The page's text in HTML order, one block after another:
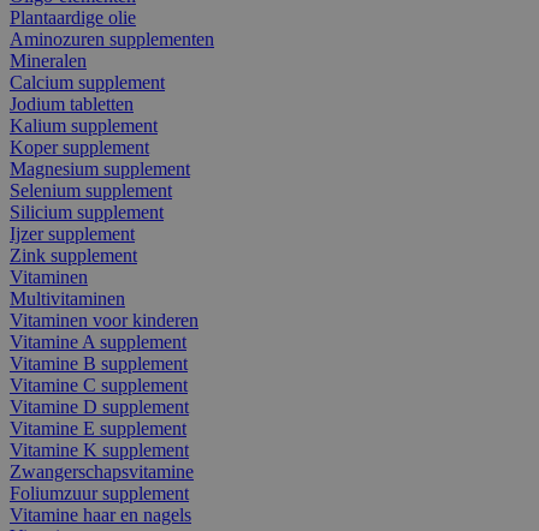
Plantaardige olie
Aminozuren supplementen
Mineralen
Calcium supplement
Jodium tabletten
Kalium supplement
Koper supplement
Magnesium supplement
Selenium supplement
Silicium supplement
Ijzer supplement
Zink supplement
Vitaminen
Multivitaminen
Vitaminen voor kinderen
Vitamine A supplement
Vitamine B supplement
Vitamine C supplement
Vitamine D supplement
Vitamine E supplement
Vitamine K supplement
Zwangerschapsvitamine
Foliumzuur supplement
Vitamine haar en nagels